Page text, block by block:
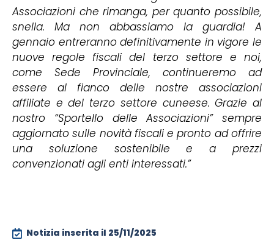
Associazioni che rimanga, per quanto possibile,
snella. Ma non abbassiamo la guardia! A
gennaio entreranno definitivamente in vigore le
nuove regole fiscali del terzo settore e noi,
come Sede Provinciale, continueremo ad
essere al fianco delle nostre associazioni
affiliate e del terzo settore cuneese. Grazie al
nostro “Sportello delle Associazioni” sempre
aggiornato sulle novità fiscali e pronto ad offrire
una soluzione sostenibile e a prezzi
convenzionati agli enti interessati.”
Notizia inserita il 25/11/2025